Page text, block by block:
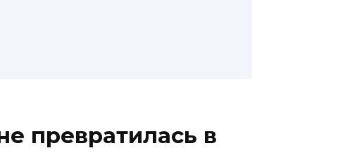
превратилась в